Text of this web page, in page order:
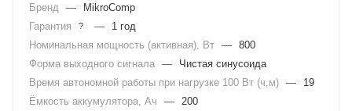
Бренд —
MikroComp
Гарантия
? —
1 год
Номинальная мощность (активная), Вт — 800
Форма выходного сигнала —
Чистая синусоида
Время автономной работы при нагрузке 100 Вт (ч,м) —
19
Ёмкость аккумулятора, Ач
— 200